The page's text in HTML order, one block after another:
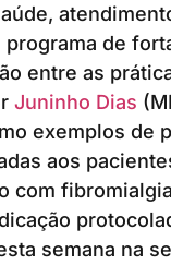
de
entre as
Juninho Dias
exemplos de
aos
com
semana na